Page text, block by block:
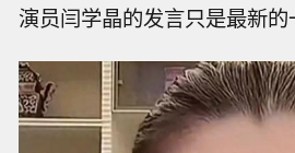
演员闫学晶的发言只是最新的